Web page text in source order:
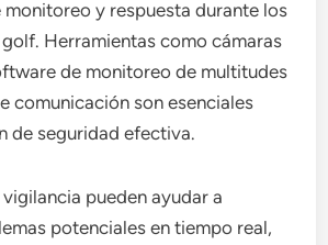
y respuesta durante los
Herramientas como cámaras
de monitoreo de multitudes
comunicación son esenciales
de seguridad efectiva.
pueden ayudar a
potenciales en tiempo real,